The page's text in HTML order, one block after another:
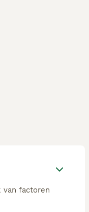
van factoren